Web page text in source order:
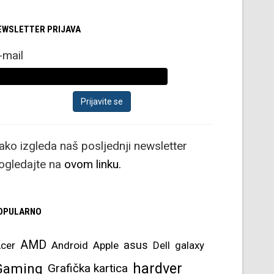
PRIJAVA
mail
izgleda naš posljednji newsletter
na ovom linku.
AMD Android Apple asus Dell galaxy
Grafička kartica hardver